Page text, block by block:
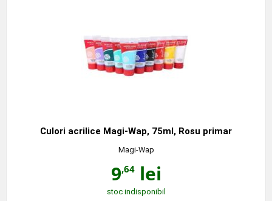
Culori acrilice Magi-Wap, 75ml, Rosu primar
Magi-Wap
9,64lei
stoc indisponibil